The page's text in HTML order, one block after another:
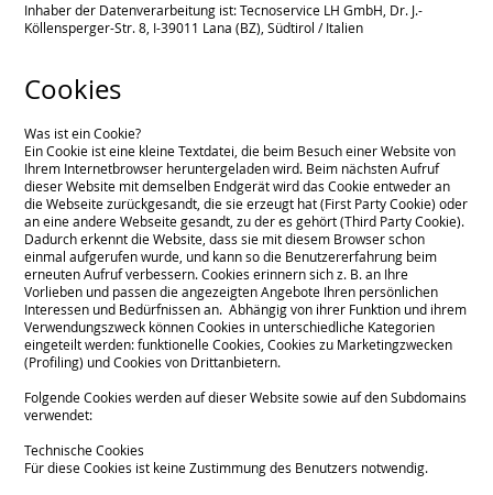
Inhaber der Datenverarbeitung ist: Tecnoservice LH GmbH, Dr. J.-
Köllensperger-Str. 8, I-39011 Lana (BZ), Südtirol / Italien
Cookies
Was ist ein Cookie?
Ein Cookie ist eine kleine Textdatei, die beim Besuch einer Website von
Ihrem Internetbrowser heruntergeladen wird. Beim nächsten Aufruf
dieser Website mit demselben Endgerät wird das Cookie entweder an
die Webseite zurückgesandt, die sie erzeugt hat (First Party Cookie) oder
an eine andere Webseite gesandt, zu der es gehört (Third Party Cookie).
Dadurch erkennt die Website, dass sie mit diesem Browser schon
einmal aufgerufen wurde, und kann so die Benutzererfahrung beim
erneuten Aufruf verbessern. Cookies erinnern sich z. B. an Ihre
Vorlieben und passen die angezeigten Angebote Ihren persönlichen
Interessen und Bedürfnissen an. Abhängig von ihrer Funktion und ihrem
Verwendungszweck können Cookies in unterschiedliche Kategorien
eingeteilt werden: funktionelle Cookies, Cookies zu Marketingzwecken
(Profiling) und Cookies von Drittanbietern.
Folgende Cookies werden auf dieser Website sowie auf den Subdomains
verwendet:
Technische Cookies
Für diese Cookies ist keine Zustimmung des Benutzers notwendig.